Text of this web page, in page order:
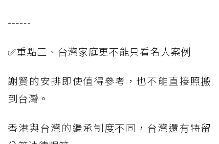
------
✅重點三、台灣家庭更不能只看名人案例
謝賢的安排即使值得參考，也不能直接照搬
到台灣。
香港與台灣的繼承制度不同，台灣還有特留